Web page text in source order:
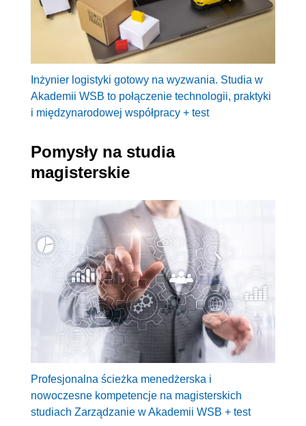
Inżynier logistyki gotowy na wyzwania. Studia w
Akademii WSB to połączenie technologii, praktyki
i międzynarodowej współpracy + test
Pomysły na studia
magisterskie
Profesjonalna ścieżka menedżerska i
nowoczesne kompetencje na magisterskich
studiach Zarządzanie w Akademii WSB + test